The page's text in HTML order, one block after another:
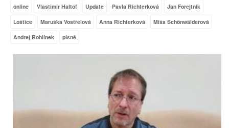
online Vlastimír Haltof Update Pavla Richterková
Jan Forejtník
Loštice
Maruška Vostřelová Anna Richterková
Míša Schönwälderová
Andrej Rohlínek
písně